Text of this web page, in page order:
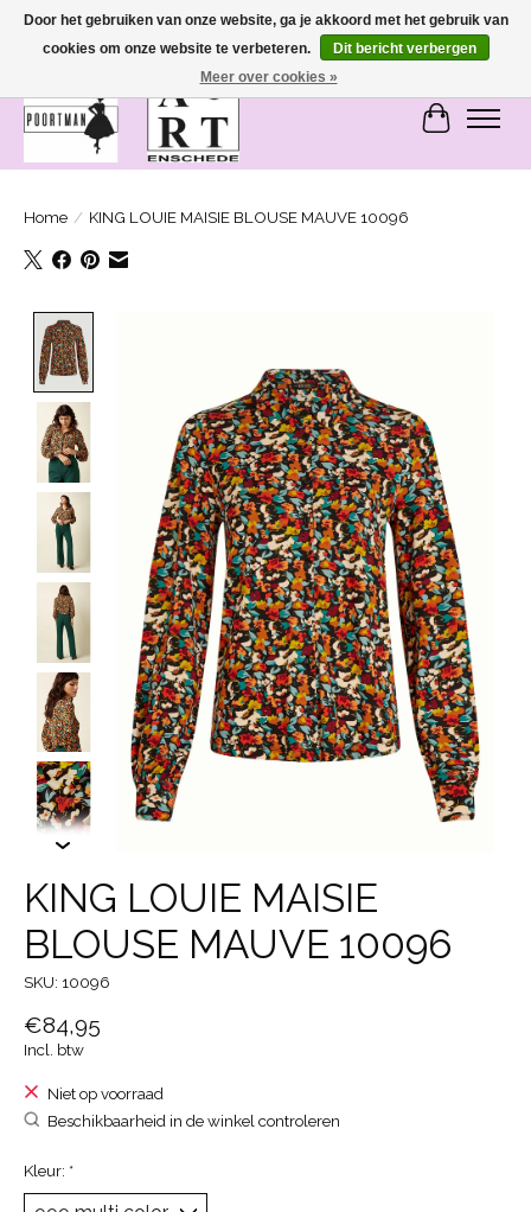
SASHIONABLE - damesmode in Bemmel en Enschede
Home / KING LOUIE MAISIE BLOUSE MAUVE 10096
KING LOUIE MAISIE
BLOUSE MAUVE 10096
SKU: 10096
€84,95
Incl. btw
Niet op voorraad
Beschikbaarheid in de winkel controleren
Kleur: *
Door het gebruiken van onze website, ga je akkoord met het gebruik van
cookies om onze website te verbeteren.
Dit bericht verbergen
Meer over cookies »